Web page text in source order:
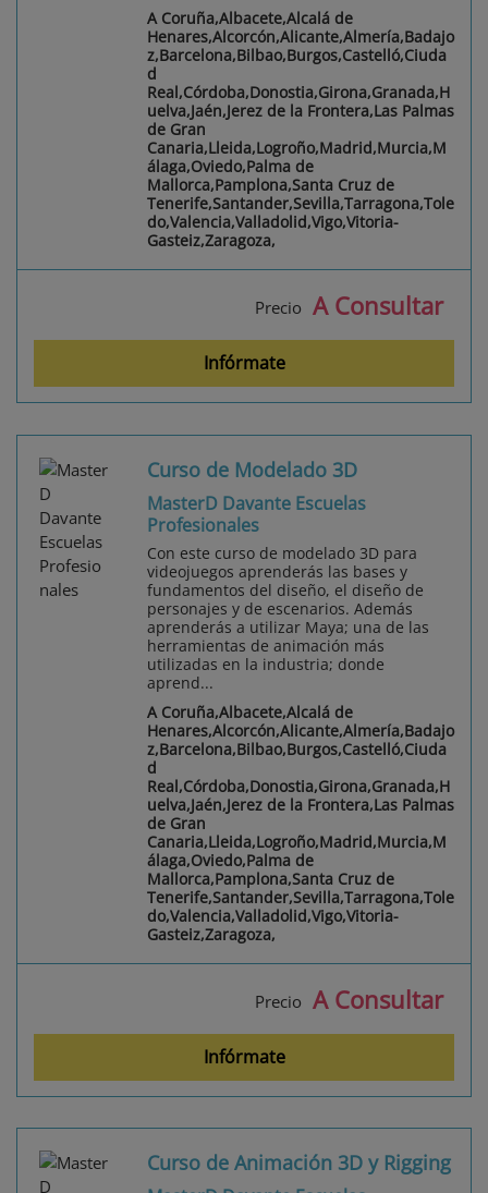
A Coruña,Albacete,Alcalá de
Henares,Alcorcón,Alicante,Almería,Badajo
z,Barcelona,Bilbao,Burgos,Castelló,Ciuda
d
Real,Córdoba,Donostia,Girona,Granada,H
uelva,Jaén,Jerez de la Frontera,Las Palmas
de Gran
Canaria,Lleida,Logroño,Madrid,Murcia,M
álaga,Oviedo,Palma de
Mallorca,Pamplona,Santa Cruz de
Tenerife,Santander,Sevilla,Tarragona,Tole
do,Valencia,Valladolid,Vigo,Vitoria-
Gasteiz,Zaragoza,
Precio A Consultar
Infórmate
Curso de Modelado 3D
MasterD Davante Escuelas
Profesionales
Con este curso de modelado 3D para
videojuegos aprenderás las bases y
fundamentos del diseño, el diseño de
personajes y de escenarios. Además
aprenderás a utilizar Maya; una de las
herramientas de animación más
utilizadas en la industria; donde
aprend...
A Coruña,Albacete,Alcalá de
Henares,Alcorcón,Alicante,Almería,Badajo
z,Barcelona,Bilbao,Burgos,Castelló,Ciuda
d
Real,Córdoba,Donostia,Girona,Granada,H
uelva,Jaén,Jerez de la Frontera,Las Palmas
de Gran
Canaria,Lleida,Logroño,Madrid,Murcia,M
álaga,Oviedo,Palma de
Mallorca,Pamplona,Santa Cruz de
Tenerife,Santander,Sevilla,Tarragona,Tole
do,Valencia,Valladolid,Vigo,Vitoria-
Gasteiz,Zaragoza,
Precio A Consultar
Infórmate
Curso de Animación 3D y Rigging